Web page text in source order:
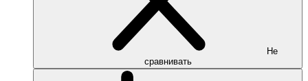
Не
сравнивать